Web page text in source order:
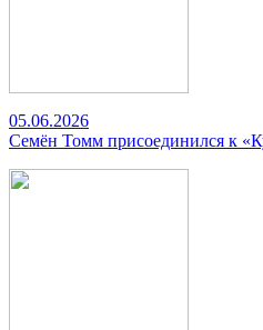
05.06.2026
Семён Томм присоединился к